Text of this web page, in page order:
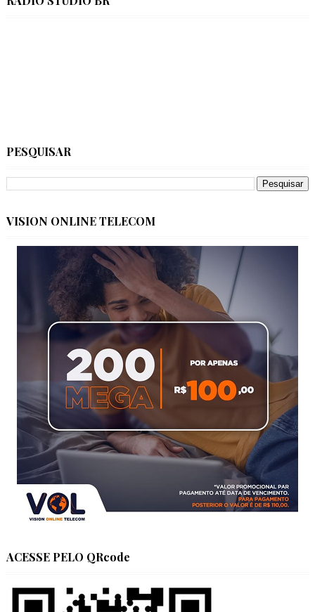
PESQUISAR
VISION ONLINE TELECOM
ACESSE PELO QRcode